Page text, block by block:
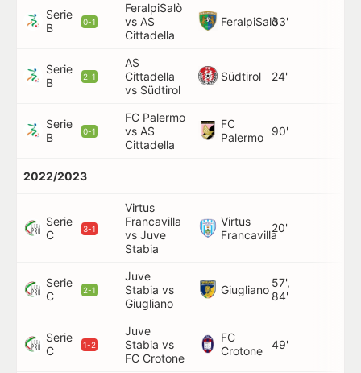
Serie
B
0-1
FeralpiSalò
vs AS
Cittadella
FeralpiSalò33'
Serie
B
2-1
AS
Cittadella
vs Südtirol
Südtirol 24'
Serie
B
0-1
FC Palermo
vs AS
Cittadella
FC
Palermo
90'
2022/2023
Serie
C
3-1
Virtus
Francavilla
vs Juve
Stabia
Virtus
Francavilla
20'
Serie
C
2-1
Juve
Stabia vs
Giugliano
Giugliano 57',
84'
Serie
C
1-2
Juve
Stabia vs
FC Crotone
FC
Crotone
49'